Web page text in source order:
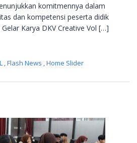
komitmennya dalam
dan kompetensi peserta didik
Karya DKV Creative Vol […]
,Flash News ,Home Slider